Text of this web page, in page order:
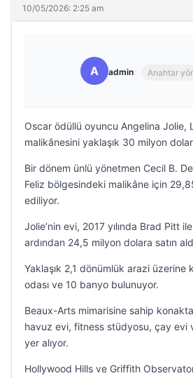
10/05/2026: 2:25 am
A admin Anahtar
Oscar ödüllü oyuncu Angelina Jolie,
malikânesini yaklaşık 30 milyon
Bir dönem ünlü yönetmen Cecil B.
Feliz bölgesindeki malikâne için
ediliyor.
Jolie’nin evi, 2017 yılında Brad Pitt ile
ardından 24,5 milyon dolara satın
Yaklaşık 2,1 dönümlük arazi
odası ve 10 banyo bulunuyor.
Beaux-Arts mimarisine sahip
havuz evi, fitness stüdyosu, çay evi
yer alıyor.
Hollywood Hills ve Griffith